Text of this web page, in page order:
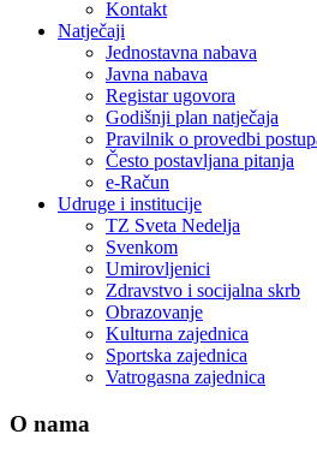
Kontakt
Natječaji
Jednostavna nabava
Javna nabava
Registar ugovora
Godišnji plan natječaja
Pravilnik o provedbi
Često postavljana pitanja
e-Račun
Udruge i institucije
TZ Sveta Nedelja
Svenkom
Umirovljenici
Zdravstvo i socijalna skrb
Obrazovanje
Kulturna zajednica
Sportska zajednica
Vatrogasna zajednica
O nama